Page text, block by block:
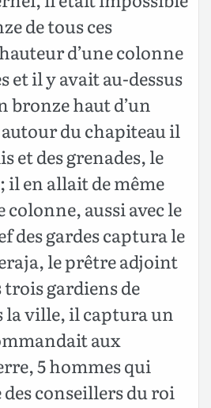
de tous ces
d’une colonne
et il y avait au-dessus
bronze haut d’un
du chapiteau il
et des grenades, le
il en allait de même
colonne, aussi avec le
des gardes captura le
le prêtre adjoint
gardiens de
la ville, il captura un
aux
5 hommes qui
conseillers du roi